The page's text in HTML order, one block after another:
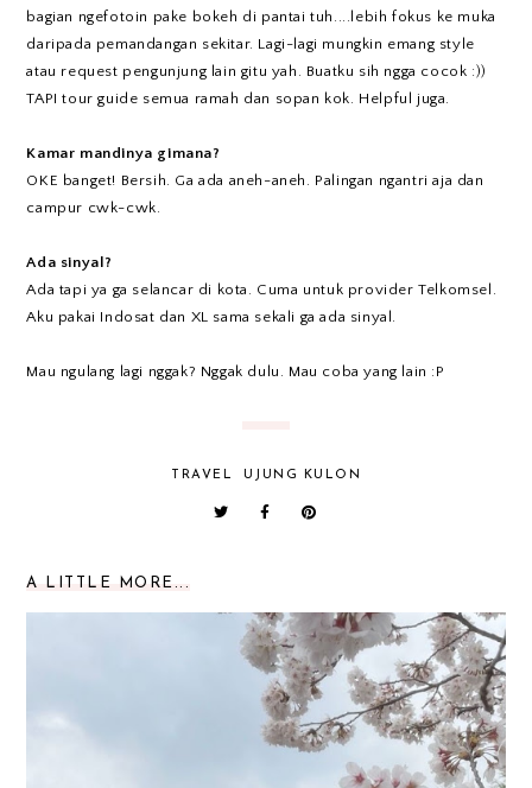
bagian ngefotoin pake bokeh di pantai tuh....lebih fokus ke muka
daripada pemandangan sekitar. Lagi-lagi mungkin emang style
atau request pengunjung lain gitu yah. Buatku sih ngga cocok :))
TAPI tour guide semua ramah dan sopan kok. Helpful juga.
Kamar mandinya gimana?
OKE banget! Bersih. Ga ada aneh-aneh. Palingan ngantri aja dan
campur cwk-cwk.
Ada sinyal?
Ada tapi ya ga selancar di kota. Cuma untuk provider Telkomsel.
Aku pakai Indosat dan XL sama sekali ga ada sinyal.
Mau ngulang lagi nggak? Nggak dulu. Mau coba yang lain :P
TRAVEL UJUNG KULON
A LITTLE MORE...